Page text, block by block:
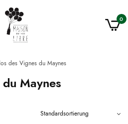
0
des Vignes du Maynes
Maynes